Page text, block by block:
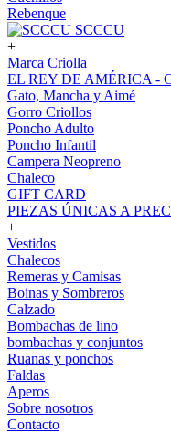
Rebenque
SCCCU
+
Marca Criolla
EL REY DE AMÉRICA -
Gato, Mancha y Aimé
Gorro Criollos
Poncho Adulto
Poncho Infantil
Campera Neopreno
Chaleco
GIFT CARD
PIEZAS ÚNICAS A
+
Vestidos
Chalecos
Remeras y Camisas
Boinas y Sombreros
Calzado
Bombachas de lino
bombachas y conjuntos
Ruanas y ponchos
Faldas
Aperos
Sobre nosotros
Contacto